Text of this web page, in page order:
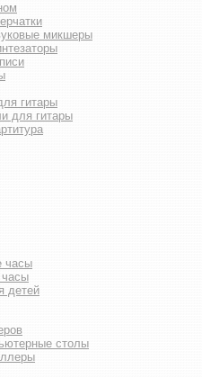
микшеры
гитары
для гитары
часы
детей
столы